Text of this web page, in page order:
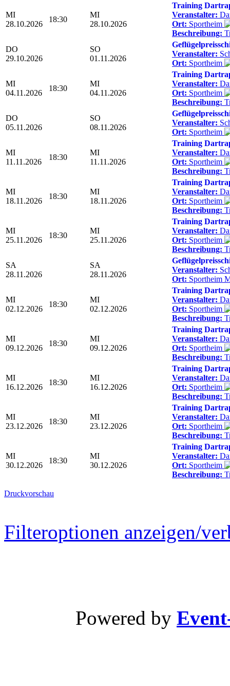
MI
28.10.2026
18:30
MI
28.10.2026
Training
Veranstalter:
Ort: Sportheim
Beschreibung:
DO
29.10.2026
SO
01.11.2026
Veranstalter:
Ort: Sportheim
MI
04.11.2026
18:30
MI
04.11.2026
Training
Veranstalter:
Ort: Sportheim
Beschreibung:
DO
05.11.2026
SO
08.11.2026
Veranstalter:
Ort: Sportheim
MI
11.11.2026
18:30
MI
11.11.2026
Training
Veranstalter:
Ort: Sportheim
Beschreibung:
MI
18.11.2026
18:30
MI
18.11.2026
Training
Veranstalter:
Ort: Sportheim
Beschreibung:
MI
25.11.2026
18:30
MI
25.11.2026
Training
Veranstalter:
Ort: Sportheim
Beschreibung:
SA
28.11.2026
SA
28.11.2026
Veranstalter:
Ort: Sportheim
MI
02.12.2026
18:30
MI
02.12.2026
Training
Veranstalter:
Ort: Sportheim
Beschreibung:
MI
09.12.2026
18:30
MI
09.12.2026
Training
Veranstalter:
Ort: Sportheim
Beschreibung:
MI
16.12.2026
18:30
MI
16.12.2026
Training
Veranstalter:
Ort: Sportheim
Beschreibung:
MI
23.12.2026
18:30
MI
23.12.2026
Training
Veranstalter:
Ort: Sportheim
Beschreibung:
MI
30.12.2026
18:30
MI
30.12.2026
Training
Veranstalter:
Ort: Sportheim
Beschreibung:
Druckvorschau
Filteroptionen anzeigen/
Powered by